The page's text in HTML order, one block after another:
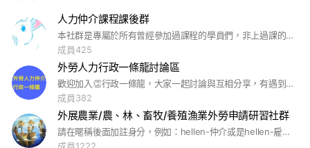
人力仲介課程課後群
本社群是專屬於所有曾經參加過課程的學員們，非上過課的學員婉拒加入喔！ 期望在學習專業知識的過程中，讓我們陪伴你一起成長！
成員425
外勞人力行政一條龍討論區
歡迎加入👏行政一條龍，大家一起討論與互相分享，有遇到任何雜症沒關係，提出來 我們大家提供意見分享解決。
成員382
外展農業/農、林、畜牧/養殖漁業外勞申請研習社群
請在暱稱後面加註身分，例如：hellen-仲介或是hellen-雇主。 外勞仲介業已經進入學習萬花筒的境界，這個社群是農業&畜牧業外勞申請研習的專屬社群社群，以後別迷路跑錯群提問喔！